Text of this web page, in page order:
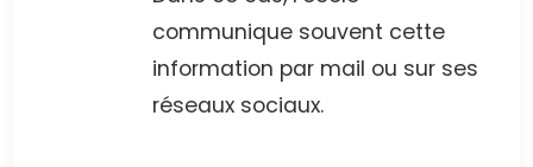
communique souvent cette
information par mail ou sur ses
réseaux sociaux.